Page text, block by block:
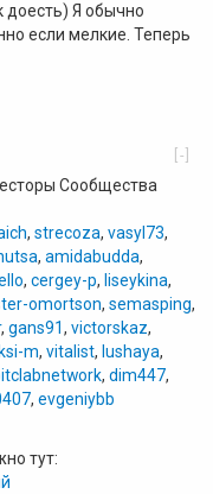
доесть) Я обычно
если мелкие. Теперь
[-]
Сообщества
, strecoza, vasyl73,
, amidabudda,
, cergey-p, liseykina,
omortson, semasping,
, gans91, victorskaz,
m, vitalist, lushaya,
, dim447,
, evgeniybb
тут: